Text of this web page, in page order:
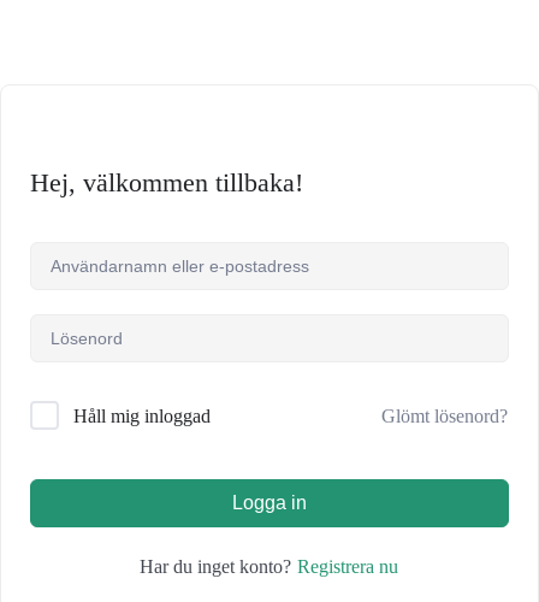
Hej, välkommen tillbaka!
Håll mig inloggad Glömt lösenord?
Logga in
Har du inget konto? Registrera nu